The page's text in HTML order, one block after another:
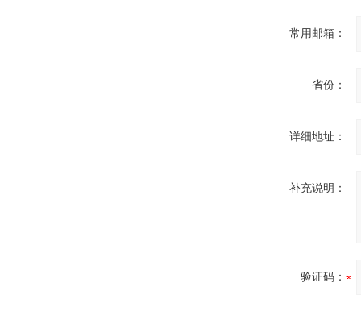
常用邮箱：
省份：
详细地址：
补充说明：
验证码：